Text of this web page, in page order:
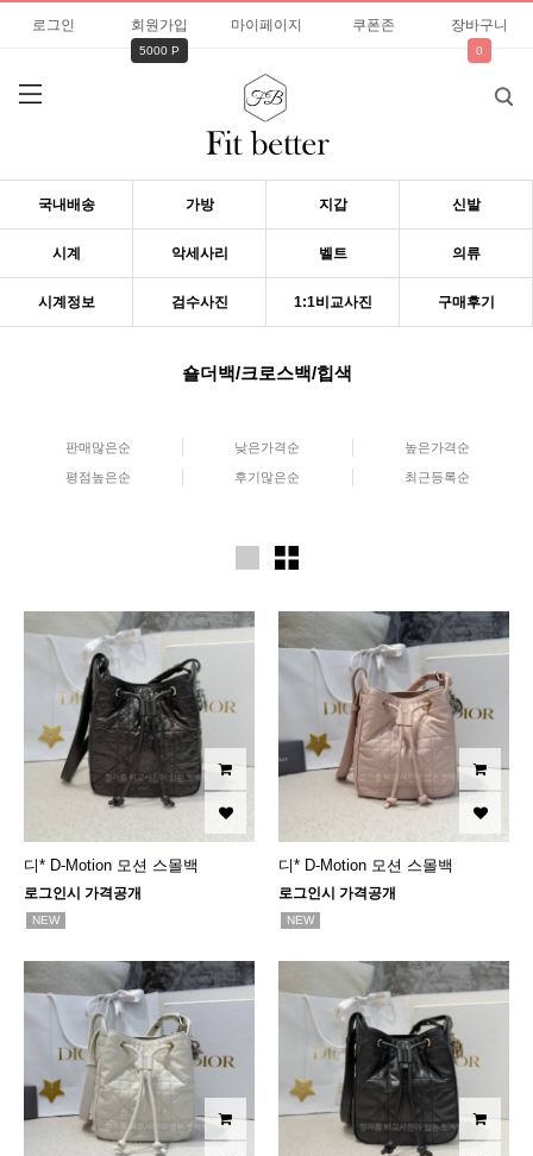
로그인 회원가입
5000 P
마이페이지 쿠폰존 장바구니
0
국내배송 가방 지갑 신발
시계 악세사리 벨트 의류
시계정보 검수사진 1:1비교사진 구매후기
숄더백/크로스백/힙색
판매많은순 낮은가격순 높은가격순
평점높은순 후기많은순 최근등록순
디* D-Motion 모션 스몰백
로그인시 가격공개
NEW
디* D-Motion 모션 스몰백
로그인시 가격공개
NEW